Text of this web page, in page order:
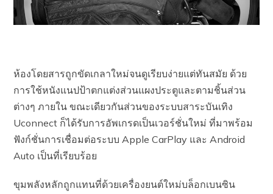
ห้องโดยสารถูกขัดเกลาใหม่จนดูเรียบง่ายแต่ทันสมัย ด้วย
การใช้หนังแนปป้าตกแต่งส่วนแผงประตูและตามชิ้นส่วน
ต่างๆ ภายใน ขณะเดียวกันส่วนของระบบสาระบันเทิง
Uconnect ก็ได้รับการอัพเกรดเป็นเวอร์ชั่นใหม่ ที่มาพร้อม
ฟังก์ชั่นการเชื่อมต่อระบบ Apple CarPlay และ Android
Auto เป็นที่เรียบร้อย
ขุมพลังหลักถูกแทนที่ด้วยเครื่องยนต์ใหม่บล็อกเบนซิน